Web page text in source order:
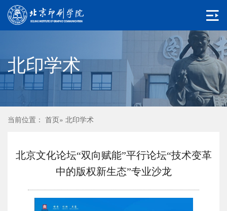
北印学术
当前位置： 首页» 北印学术
北京文化论坛“双向赋能”平行论坛“技术变革
中的版权新生态”专业沙龙